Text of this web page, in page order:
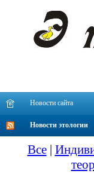
Новости сайта
Новости этологии
Все|